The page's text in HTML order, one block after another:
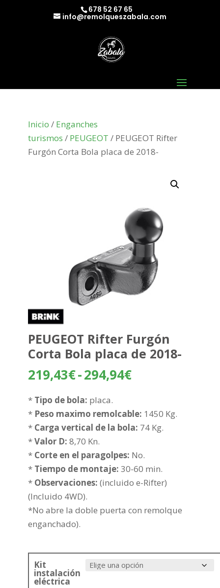
678 52 67 65
info@remolqueszabala.com
Inicio / Enganches
turismos / PEUGEOT / PEUGEOT Rifter
Furgón Corta Bola placa de 2018-
PEUGEOT Rifter Furgón
Corta Bola placa de 2018-
219,43€-294,94€Rango
desde
219,43€
294,94€
* Tipo de bola: placa.
* Peso maximo remolcable: 1450 Kg.
* Carga vertical de la bola: 74 Kg.
*Valor D: 8,70 Kn.
* Corte en el paragolpes: No.
* Tiempo de montaje: 30-60 min.
* Observaciones: (incluido e-Rifter)
(Incluido 4WD).
*No abre la doble puerta con remolque
enganchado).
Kit
instalación
eléctrica